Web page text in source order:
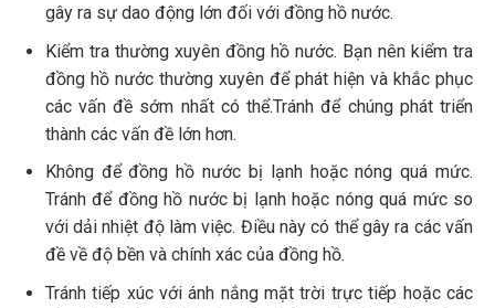
gây ra sự dao động lớn đối với đồng hồ nước.
Kiểm tra thường xuyên đồng hồ nước. Bạn nên kiểm tra
đồng hồ nước thường xuyên để phát hiện và khắc phục
các vấn đề sớm nhất có thể.Tránh để chúng phát triển
thành các vấn đề lớn hơn.
Không để đồng hồ nước bị lạnh hoặc nóng quá mức.
Tránh để đồng hồ nước bị lạnh hoặc nóng quá mức so
với dải nhiệt độ làm việc. Điều này có thể gây ra các vấn
đề về độ bền và chính xác của đồng hồ.
Tránh tiếp xúc với ánh nắng mặt trời trực tiếp hoặc các